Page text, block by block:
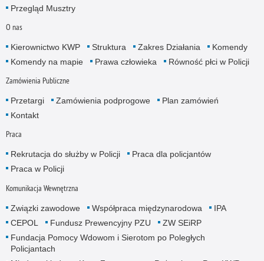
Przegląd Musztry
O nas
Kierownictwo KWP Struktura Zakres Działania
Komendy
Komendy na mapie
Prawa człowieka Równość płci w Policji
Zamówienia Publiczne
Przetargi Zamówienia podprogowe
Plan zamówień
Kontakt
Praca
Rekrutacja do służby w Policji
Praca dla policjantów
Praca w Policji
Komunikacja Wewnętrzna
Związki zawodowe Współpraca międzynarodowa
IPA
CEPOL
Fundusz Prewencyjny PZU
ZW SEiRP
Fundacja Pomocy Wdowom i Sierotom po Poległych
Policjantach